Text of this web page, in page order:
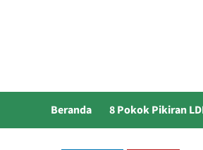
Beranda 8 Pokok Pikiran